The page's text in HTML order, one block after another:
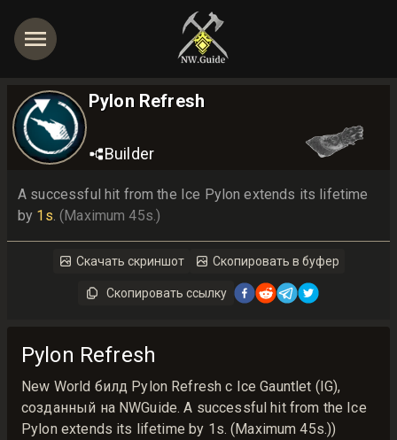
Pylon Refresh
Builder
A successful hit from the Ice Pylon extends its lifetime
by 1s. (Maximum 45s.)
Скачать скриншот Скопировать в буфер
Скопировать ссылку
Pylon Refresh
New World билд Pylon Refresh с Ice Gauntlet (IG),
созданный на NWGuide. A successful hit from the Ice
Pylon extends its lifetime by 1s. (Maximum 45s.))